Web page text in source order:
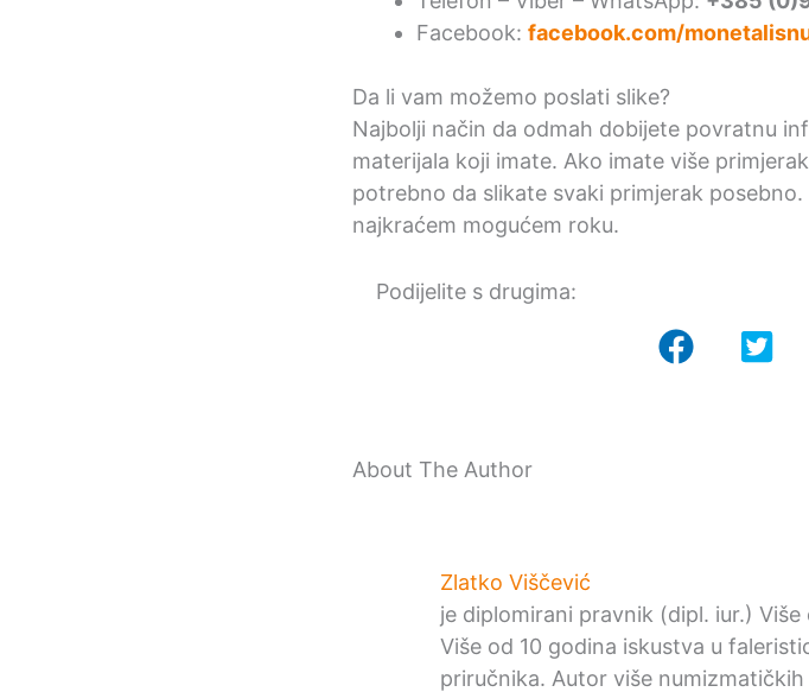
Facebook: facebook.com/
Da li vam možemo poslati slike?
Najbolji način da odmah dobijete povratnu
materijala koji imate. Ako imate više
potrebno da slikate svaki primjerak
najkraćem mogućem roku.
Podijelite s drugima:
About The Author
Zlatko Viščević
je diplomirani pravnik (dipl. iur.)
Više od 10 godina iskustva u
priručnika. Autor više